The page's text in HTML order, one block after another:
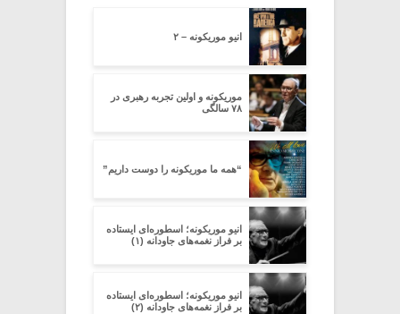
انیو موریکونه – ۲
موریکونه و اولین تجربه رهبری در
۷۸ سالگی
“همه ما موریکونه را دوست داریم”
انیو موریکونه؛ اسطوره‌ای ایستاده
بر فراز نغمه‌های جاودانه (۱)
انیو موریکونه؛ اسطوره‌ای ایستاده
بر فراز نغمه‌های جاودانه (۲)